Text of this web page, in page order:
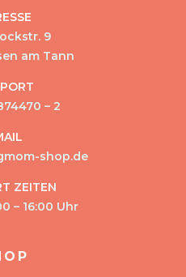
9
am Tann
– 2
shop.de
ZEITEN
– 16:00 Uhr